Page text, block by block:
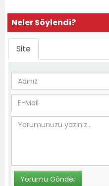
Neler Söylendi?
Site